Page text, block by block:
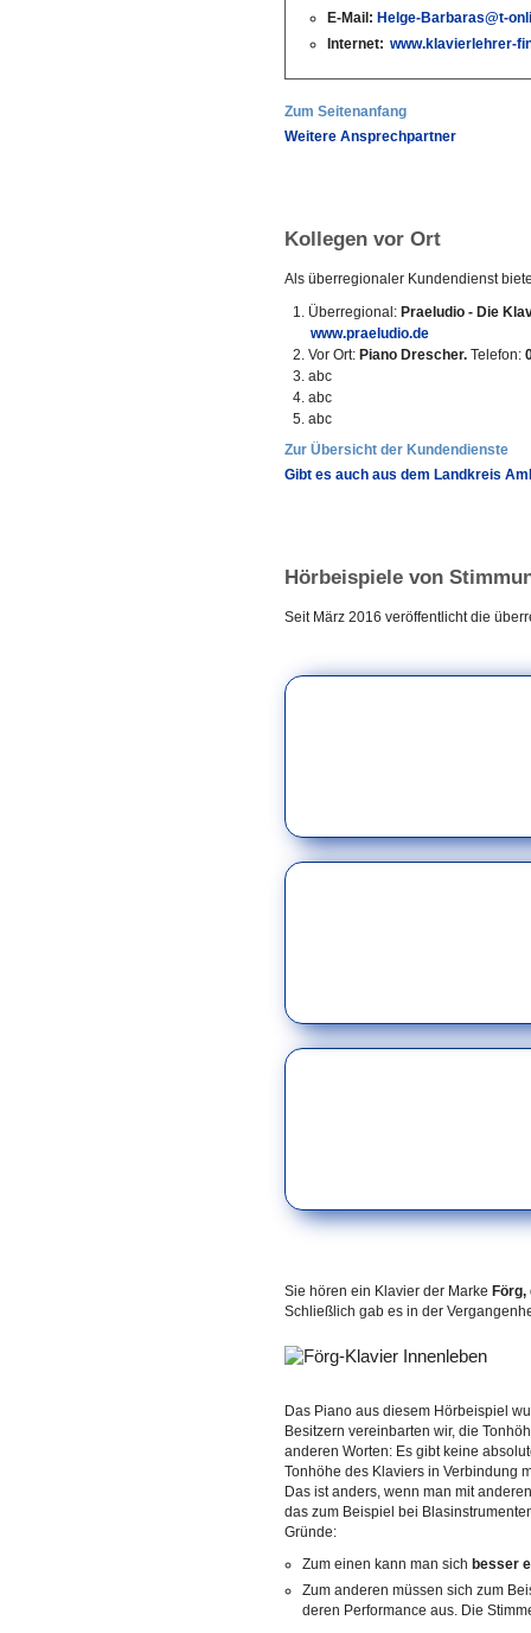
E-Mail: Helge-Barbaras@t-
Internet: www.klavierlehrer-
Zum Seitenanfang
Weitere Ansprechpartner
Kollegen vor Ort
Als überregionaler Kundendienst
Überregional: Praeludio - Die
www.praeludio.de
Vor Ort: Piano Drescher. Telefon:
abc
abc
abc
Zur Übersicht der Kundendienste
Gibt es auch aus dem Landkreis
Hörbeispiele von
Seit März 2016 veröffentlicht die
Sie hören ein Klavier der Marke Förg,
Schließlich gab es in der
Das Piano aus diesem Hörbeispiel
Besitzern vereinbarten wir, die
anderen Worten: Es gibt keine
Tonhöhe des Klaviers in Verbindung
Das ist anders, wenn man mit
das zum Beispiel bei
Gründe:
Zum einen kann man sich besser
Zum anderen müssen sich zum
deren Performance aus. Die